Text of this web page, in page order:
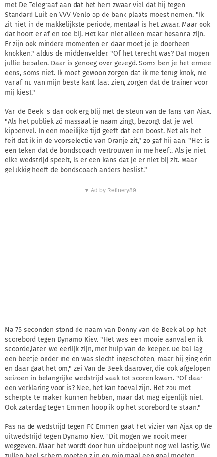
met De Telegraaf aan dat het hem zwaar viel dat hij tegen
Standard Luik en VVV Venlo op de bank plaats moest nemen. "Ik
zit niet in de makkelijkste periode, mentaal is het zwaar. Maar ook
dat hoort er af en toe bij. Het kan niet alleen maar hosanna zijn.
Er zijn ook mindere momenten en daar moet je je doorheen
knokken," aldus de middenvelder. "Of het terecht was? Dat mogen
jullie bepalen. Daar is genoeg over gezegd. Soms ben je het ermee
eens, soms niet. Ik moet gewoon zorgen dat ik me terug knok, me
vanaf nu van mijn beste kant laat zien, zorgen dat de trainer voor
mij kiest."
Van de Beek is dan ook erg blij met de steun van de fans van Ajax.
"Als het publiek zó massaal je naam zingt, bezorgt dat je wel
kippenvel. In een moeilijke tijd geeft dat een boost. Net als het
feit dat ik in de voorselectie van Oranje zit," zo gaf hij aan. "Het is
een teken dat de bondscoach vertrouwen in me heeft. Als je niet
elke wedstrijd speelt, is er een kans dat je er niet bij zit. Maar
gelukkig heeft de bondscoach anders beslist."
▼ Ad by Refinery89
Na 75 seconden stond de naam van Donny van de Beek al op het
scorebord tegen Dynamo Kiev. "Het was een mooie aanval en ik
scoorde,laten we eerlijk zijn, met hulp van de keeper. De bal lag
een beetje onder me en was slecht ingeschoten, maar hij ging erin
en daar gaat het om," zei Van de Beek daarover, die ook afgelopen
seizoen in belangrijke wedstrijd vaak tot scoren kwam. "Of daar
een verklaring voor is? Nee, het kan toeval zijn. Het zou met
scherpte te maken kunnen hebben, maar dat mag eigenlijk niet.
Ook zaterdag tegen Emmen hoop ik op het scorebord te staan."
Pas na de wedstrijd tegen FC Emmen gaat het vizier van Ajax op de
uitwedstrijd tegen Dynamo Kiev. "Dit mogen we nooit meer
weggeven. Maar het wordt door hun uitdoelpunt nog wel lastig. We